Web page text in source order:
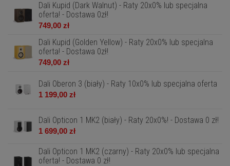
Dali Kupid (Dark Walnut) - Raty 20x0% lub specjalna
oferta! - Dostawa 0zł!
749,00 zł
Dali Kupid (Golden Yellow) - Raty 20x0% lub specjalna
oferta! - Dostawa 0zł!
749,00 zł
Dali Oberon 3 (biały) - Raty 10x0% lub specjalna oferta
1 199,00 zł
Dali Opticon 1 MK2 (biały) - Raty 20x0%! - Dostawa 0 zł!
1 699,00 zł
Dali Opticon 1 MK2 (czarny) - Raty 20x0% lub specjalna
oferta! - Dostawa 0 zł!